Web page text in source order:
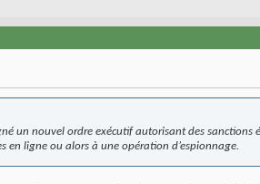
un nouvel ordre exécutif autorisant des
en ligne ou alors à une opération d’espionnage.